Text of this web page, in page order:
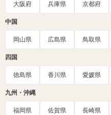
大阪府 兵庫県 京都府
中国
岡山県 広島県 鳥取県
四国
徳島県 香川県 愛媛県
九州・沖縄
福岡県 佐賀県 長崎県